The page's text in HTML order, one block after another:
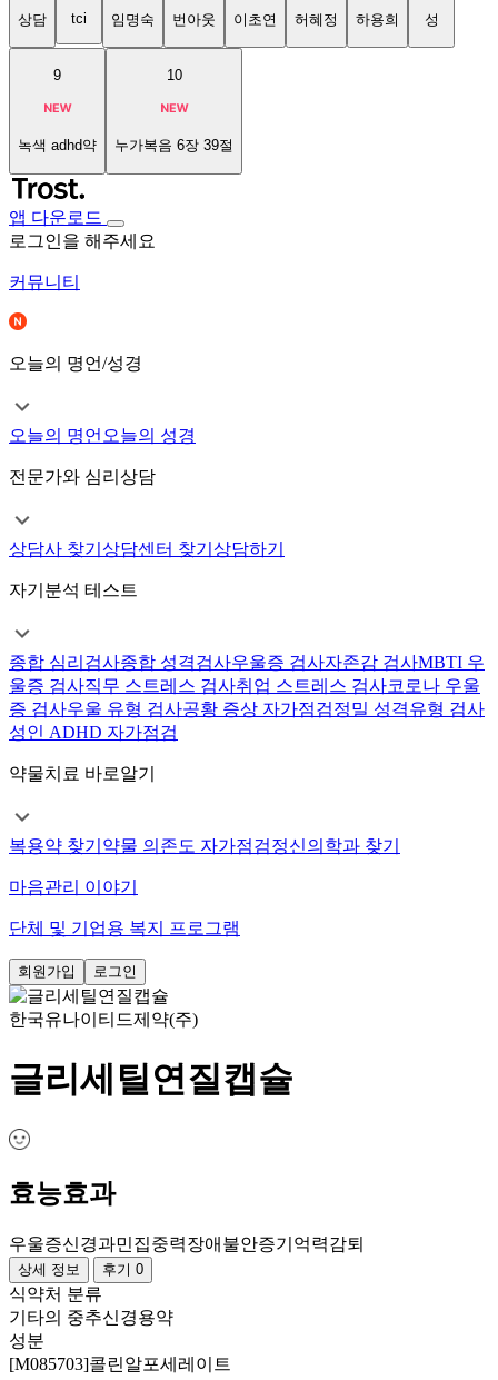
상담 tci 임명숙 번아웃 이초연 허혜정 하용희 성
9
녹색 adhd약
10
누가복음 6장 39절
앱 다운로드
로그인을 해주세요
커뮤니티
오늘의 명언/성경
오늘의 명언 오늘의 성경
전문가와 심리상담
상담사 찾기 상담센터 찾기 상담하기
자기분석 테스트
종합 심리검사종합 성격검사우울증 검사자존감 검사MBTI 우
울증 검사직무 스트레스 검사취업 스트레스 검사코로나 우울
증 검사우울 유형 검사공황 증상 자가점검정밀 성격유형 검사
성인 ADHD 자가점검
약물치료 바로알기
복용약 찾기 약물 의존도 자가점검정신의학과 찾기
마음관리 이야기
단체 및 기업용 복지 프로그램
회원가입 로그인
한국유나이티드제약(주)
글리세틸연질캡슐
효능효과
우울증신경과민집중력장애 불안증기억력감퇴
상세 정보 후기 0
식약처 분류
기타의 중추신경용약
성분
[M085703]콜린알포세레이트